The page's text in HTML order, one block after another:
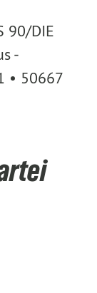
90/DIE
-
• 50667